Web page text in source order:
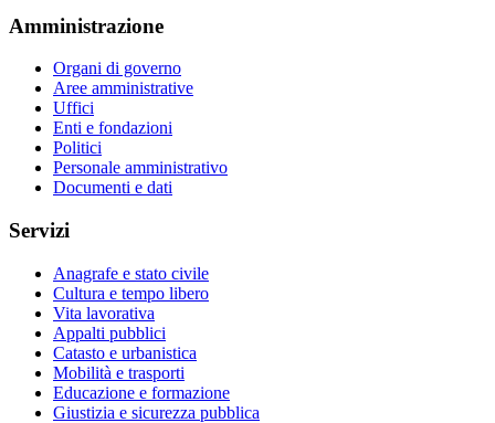
Amministrazione
Organi di governo
Aree amministrative
Uffici
Enti e fondazioni
Politici
Personale amministrativo
Documenti e dati
Servizi
Anagrafe e stato civile
Cultura e tempo libero
Vita lavorativa
Appalti pubblici
Catasto e urbanistica
Mobilità e trasporti
Educazione e formazione
Giustizia e sicurezza pubblica